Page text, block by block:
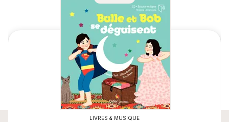
LIVRES & MUSIQUE